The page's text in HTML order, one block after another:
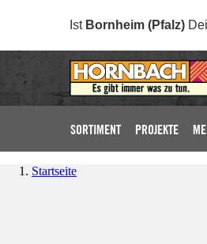
Ist Bornheim (Pfalz)
SORTIMENT PROJEKTE
Startseite